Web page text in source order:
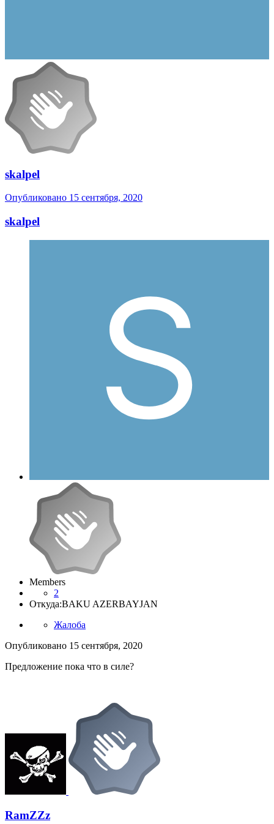
skalpel
Опубликовано 15 сентября, 2020
skalpel
Members
2
Откуда:BAKU AZERBAYJAN
Жалоба
Опубликовано 15 сентября, 2020
Предложение пока что в силе?
RamZZz